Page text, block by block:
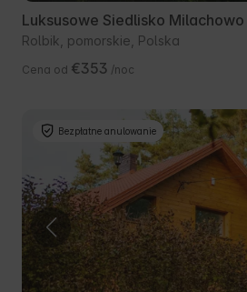
Luksusowe Siedlisko
Rolbik, pomorskie, Polska
Cena od €353 /noc
Bezpłatne anulowanie